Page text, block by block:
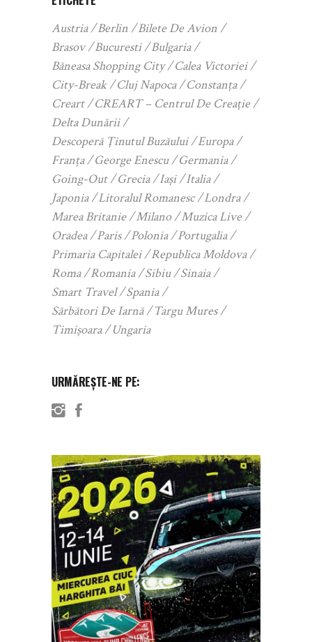
Austria Berlin
Bilete De Avion
Brasov
Bucuresti
Bulgaria
Băneasa Shopping City
Calea Victoriei
City-Break
Cluj Napoca
Constanța
Creart
CREART – Centrul De Creație
Delta Dunării
Descoperă Ținutul Buzăului
Europa
Franța
George Enescu
Germania
Going-Out
Grecia Iași
Italia
Japonia
Litoralul Romanesc
Londra
Marea Britanie
Milano
Muzica Live
Oradea
Paris Polonia
Portugalia
Primaria Capitalei
Republica Moldova
Roma
Romania Sibiu
Sinaia
Smart Travel
Spania
Sărbători De Iarnă
Targu Mures
Timișoara
Ungaria
URMĂREȘTE-NE PE: